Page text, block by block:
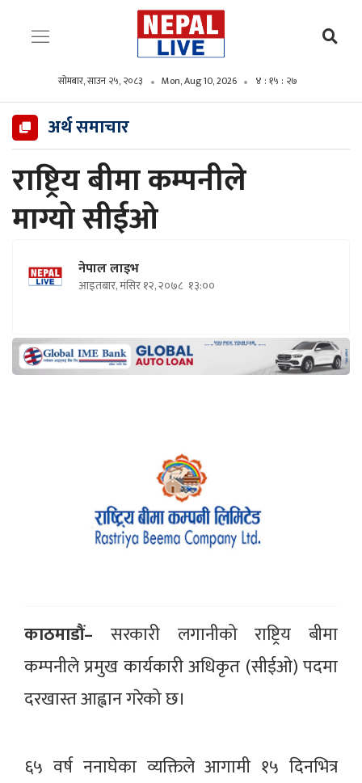
सोमबार, साउन २५, २०८३ Mon, Aug 10, 2026 ४ : १५ : २८
अर्थ समाचार
राष्ट्रिय बीमा कम्पनीले
माग्यो सीईओ
नेपाल लाइभ
आइतबार, मंसिर १२, २०७८ १३:००
काठमाडौं– सरकारी लगानीको राष्ट्रिय बीमा
कम्पनीले प्रमुख कार्यकारी अधिकृत (सीईओ) पदमा
दरखास्त आह्वान गरेको छ।
६५ वर्ष ननाघेका व्यक्तिले आगामी १५ दिनभित्र